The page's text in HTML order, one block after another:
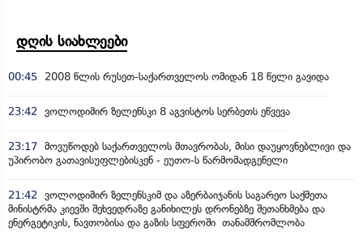
დღის სიახლეები
00:45 2008 წლის რუსეთ-საქართველოს ომიდან 18 წელი გავიდა
23:42 ვოლოდიმირ ზელენსკი 8 აგვისტოს სერბეთს ეწვევა
23:17 მოვუწოდებ საქართველოს მთავრობას, მისი დაუყოვნებლივი და
უპირობო გათავისუფლებისკენ - ეუთო-ს წარმომადგენელი
21:42
ვოლოდიმირ ზელენსკიმ და აზერბაიჯანის საგარეო საქმეთა
მინისტრმა კიევში შეხვედრაზე განიხილეს დრონებზე შეთანხმება და
ენერგეტიკის, ნავთობისა და გაზის სფეროში თანამშრომლობა